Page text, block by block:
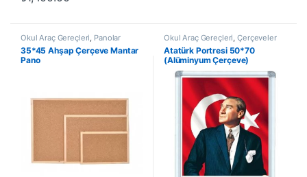
Okul Araç Gereçleri, Panolar
35*45 Ahşap Çerçeve Mantar
Pano
Okul Araç Gereçleri,Çerçeveler
Atatürk Portresi 50*70
(Alüminyum Çerçeve)